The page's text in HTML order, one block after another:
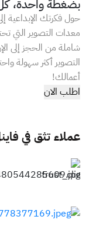
بضغطة واحدة،
حول فكرتك الإبداعية
معدات التصوير التي
شاملة من الحجز إلى
التصوير أكثر سهولة
أعمالك!
اطلب الان
عملاء تثق في